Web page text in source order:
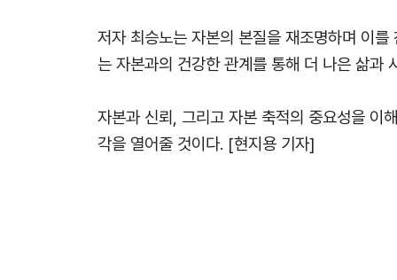
저자 최승노는 자본의 본질을 재조명하며 이를
는 자본과의 건강한 관계를 통해 더 나은 삶과
자본과 신뢰, 그리고 자본 축적의 중요성을 이
각을 열어줄 것이다. [현지용 기자]